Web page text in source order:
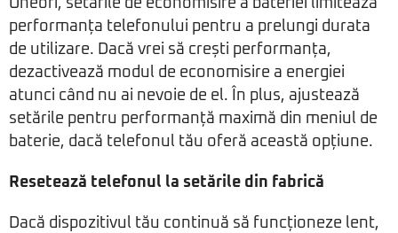
Uneori, setările de economisire a bateriei limitează
performanța telefonului pentru a prelungi durata
de utilizare. Dacă vrei să crești performanța,
dezactivează modul de economisire a energiei
atunci când nu ai nevoie de el. În plus, ajustează
setările pentru performanță maximă din meniul de
baterie, dacă telefonul tău oferă această opțiune.
Resetează telefonul la setările din fabrică
Dacă dispozitivul tău continuă să funcționeze lent,